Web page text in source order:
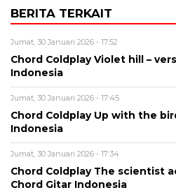
BERITA TERKAIT
Jumat, 30 Januari 2026 - 17:52
Chord Coldplay Violet hill –
Indonesia
Jumat, 30 Januari 2026 - 17:45
Chord Coldplay Up with the
Indonesia
Jumat, 30 Januari 2026 - 17:34
Chord Coldplay The scientist
Chord Gitar Indonesia